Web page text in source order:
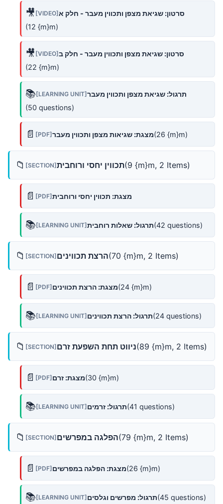
🎥 [VIDEO]סרטון: שגיאת מצפן ותכווין מעבר - חלק א
(12 {m}m)
🎥 [VIDEO]סרטון: שגיאת מצפן ותכווין מעבר - חלק ב
(22 {m}m)
📚[LEARNING UNIT]תרגול: שגיאת מצפן ותכווין מעבר
(50 questions)
📄 [PDF]מצגת: שגיאות מצפן ותכווין מעבר(26 {m}m)
📁 [SECTION]תכווין יחסי ורוחבית(9 {m}m, 2 Items)
📄 [PDF]מצגת: תכווין יחסי ורוחבית
📚[LEARNING UNIT]תרגול: שאלות רוחבית(42 questions)
📁 [SECTION]הרצת תכווינים(70 {m}m, 2 Items)
📄 [PDF]מצגת: הרצת תכווינים(24 {m}m)
📚[LEARNING UNIT]תרגול: הרצת תכווינים(24 questions)
📁 [SECTION]ניווט תחת השפעת זרם(89 {m}m, 2 Items)
📄 [PDF]מצגת: זרם(30 {m}m)
📚[LEARNING UNIT]תרגול: זרמים(41 questions)
📁 [SECTION]הפלגה במפרשים(79 {m}m, 2 Items)
📄 [PDF]מצגת: הפלגה במפרשים(26 {m}m)
📚[LEARNING UNIT]תרגול: מפרשים וגלסים(45 questions)